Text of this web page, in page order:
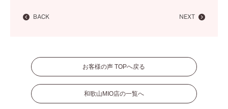
BACK NEXT
お客様の声 TOPへ戻る
和歌山MIO店の一覧へ